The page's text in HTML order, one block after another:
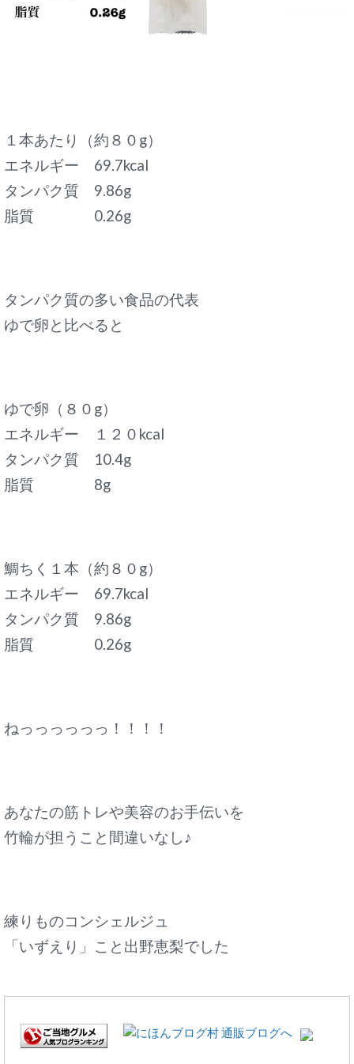
１本あたり（約８０g）
エネルギー 69.7kcal
タンパク質 9.86g
脂質 0.26g
タンパク質の多い食品の代表
ゆで卵と比べると
ゆで卵（８０g）
エネルギー １２０kcal
タンパク質 10.4g
脂質 8g
鯛ちく１本（約８０g）
エネルギー 69.7kcal
タンパク質 9.86g
脂質 0.26g
ねっっっっっっ！！！！
あなたの筋トレや美容のお手伝いを
竹輪が担うこと間違いなし♪
練りものコンシェルジュ
「いずえり」こと出野恵梨でした